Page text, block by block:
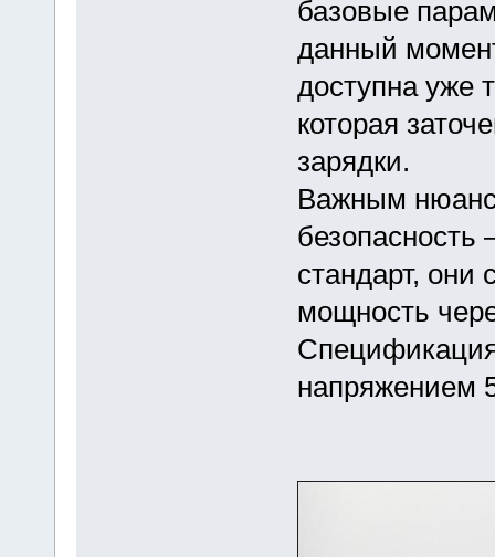
базовые
данный
доступна уже
которая
зарядки.
Важным
стандарт, они
мощность
напряжением